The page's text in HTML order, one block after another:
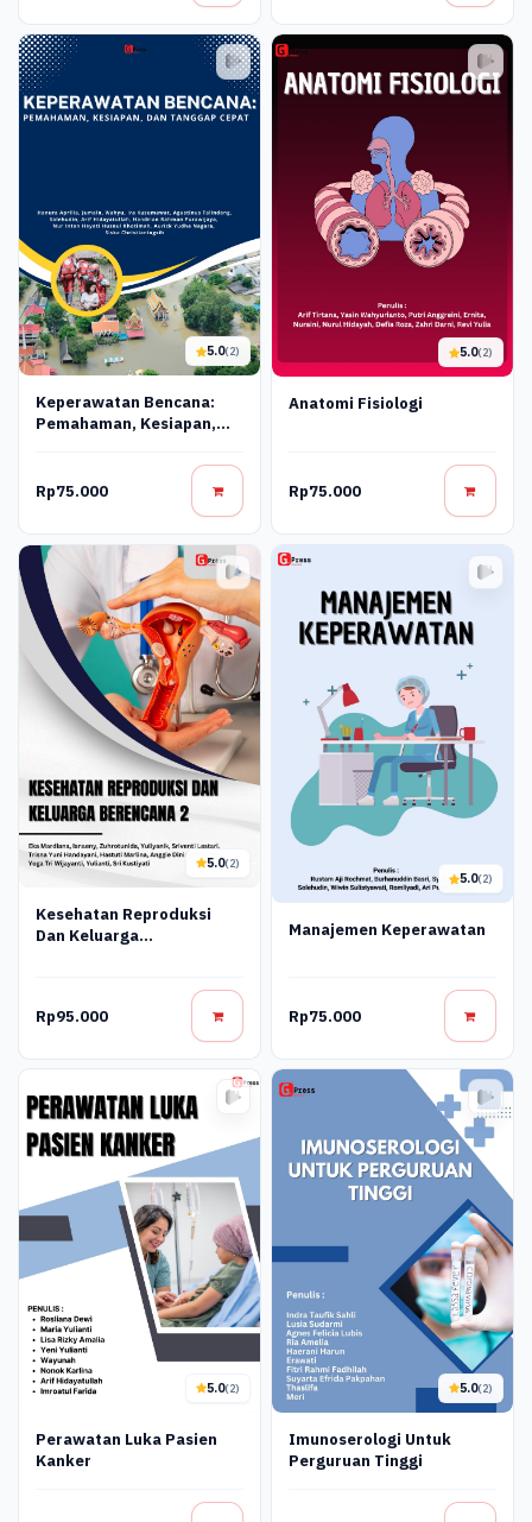
5.0(2)
Keperawatan Bencana:
Pemahaman, Kesiapan,
Rp75.000
5.0(2)
Anatomi Fisiologi
Rp75.000
5.0(2)
Kesehatan Reproduksi
Dan Keluarga
Rp95.000
5.0(2)
Manajemen Keperawatan
Rp75.000
5.0(2)
Perawatan Luka Pasien
Kanker
5.0(2)
Imunoserologi Untuk
Perguruan Tinggi